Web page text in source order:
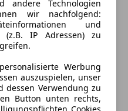
andere Technologien
wir nachfolgend:
und
(z.B. IP Adressen) zu
Werbung
auszuspielen, unser
dessen Verwendung zu
Button unten rechts,